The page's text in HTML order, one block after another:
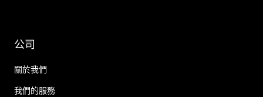
公司
關於我們
我們的服務